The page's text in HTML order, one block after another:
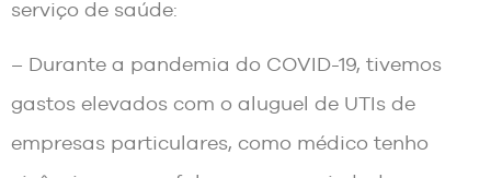
serviço de saúde:
– Durante a pandemia do COVID-19, tivemos
gastos elevados com o aluguel de UTIs de
empresas particulares, como médico tenho